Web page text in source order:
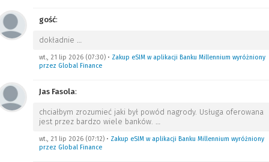
gość:
dokładnie …
wt., 21 lip 2026 (07:30) • Zakup eSIM w aplikacji Banku Millennium wyróżniony
przez Global Finance
Jas Fasola:
chciałbym zrozumieć jaki był powód nagrody. Usługa oferowana
jest przez bardzo wiele banków. …
wt., 21 lip 2026 (07:12) • Zakup eSIM w aplikacji Banku Millennium wyróżniony
przez Global Finance